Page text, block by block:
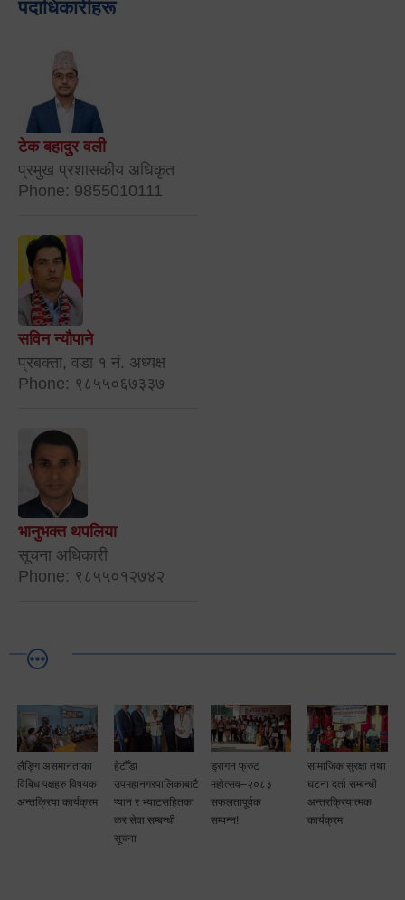
पदाधिकारीहरू
टेक बहादुर वली
प्रमुख प्रशासकीय अधिकृत
Phone: 9855010111
सविन न्यौपाने
प्रबक्ता, वडा १ नं. अध्यक्ष
Phone: ९८५५०६७३३७
भानुभक्त थपलिया
सूचना अधिकारी
Phone: ९८५५०१२७४२
लैङ्गि असमानताका
विबिध पक्षहरु विषयक
अन्तक्रिया कार्यक्रम
हेटौँडा
उपमहानगरपालिकाबाटै
प्यान र भ्याटसहितका
कर सेवा सम्बन्धी
सूचना
ड्रागन फ्रुट
महोत्सव–२०८३
सफलतापूर्वक
सम्पन्न!
सामाजिक सुरक्षा तथा
घटना दर्ता सम्बन्धी
अन्तरक्रियात्मक
कार्यक्रम